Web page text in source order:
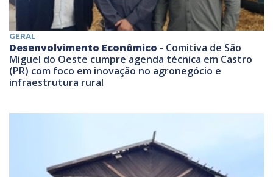
GERAL
Desenvolvimento Econômico - Comitiva de São
Miguel do Oeste cumpre agenda técnica em Castro
(PR) com foco em inovação no agronegócio e
infraestrutura rural